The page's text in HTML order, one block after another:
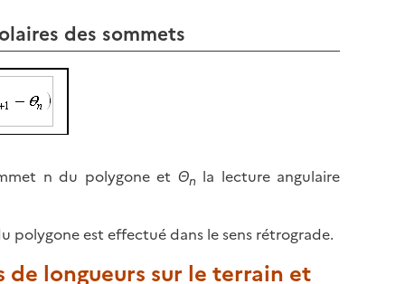
des sommets
n du polygone et Θn la lecture angulaire
polygone est effectué dans le sens rétrograde.
de longueurs sur le terrain et